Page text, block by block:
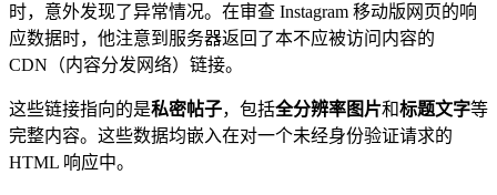
时，意外发现了异常情况。在审查 Instagram 移动版网页的响
应数据时，他注意到服务器返回了本不应被访问内容的
CDN（内容分发网络）链接。
这些链接指向的是私密帖子，包括全分辨率图片和标题文字等
完整内容。这些数据均嵌入在对一个未经身份验证请求的
HTML 响应中。